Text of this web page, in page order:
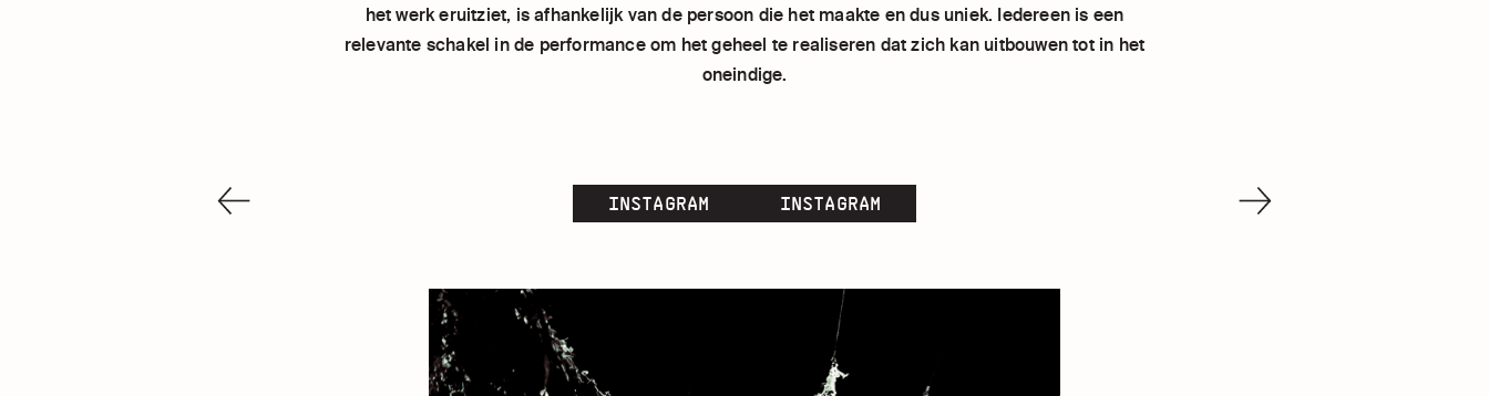
VORIGE
ORGANISATIE
VOLGENDE
ORGANISATIE
het werk eruitziet, is afhankelijk van de persoon die het maakte en dus uniek. Iedereen is een
relevante schakel in de performance om het geheel te realiseren dat zich kan uitbouwen tot in het
oneindige.
INSTAGRAM INSTAGRAM